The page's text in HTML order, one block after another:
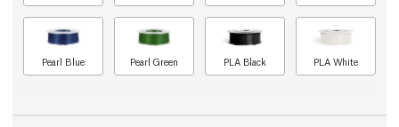
Pearl Blue Pearl Green PLA Black PLA White